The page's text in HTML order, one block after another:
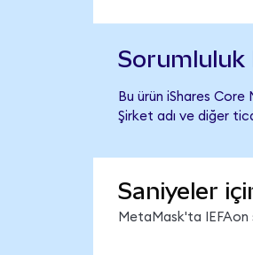
Sorumluluk
Bu ürün iShares
Şirket adı ve diğer
Saniyeler
MetaMask'ta IEFAon